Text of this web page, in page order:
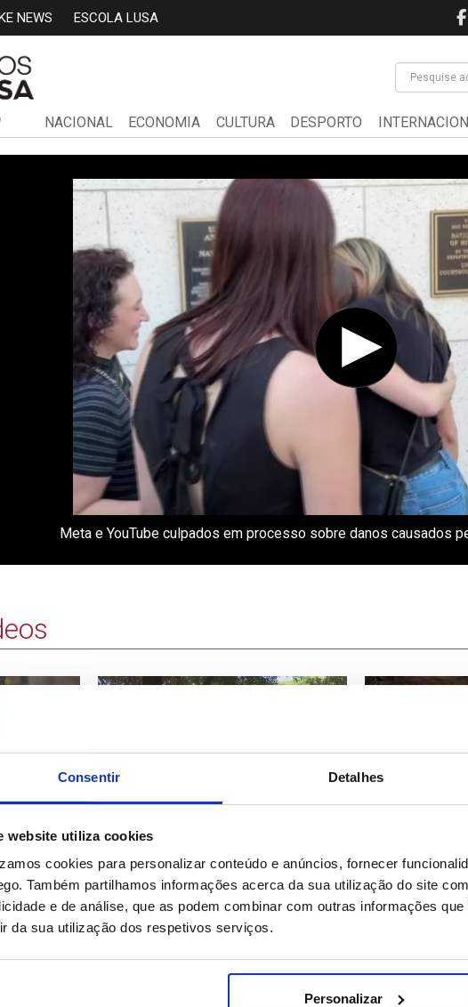
Consentir Detalhes
website utiliza cookies
cookies para personalizar conteúdo e anúncios, fornecer
Também partilhamos informações acerca da sua utilização do site
e de análise, que as podem combinar com outras informações
da sua utilização dos respetivos serviços.
Personalizar
NEWS ESCOLA LUSA
NACIONAL ECONOMIA CULTURA DESPORTO
Meta e YouTube culpados em processo sobre danos causados
avião
Papa Leão XIV almoça com 200
pessoas carenciadas de Roma
Fogo em
desalojados
regressar